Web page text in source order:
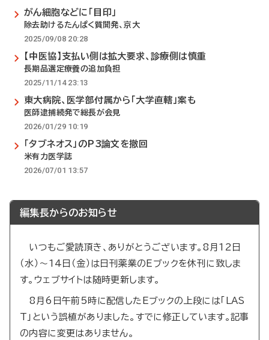
がん細胞などに「目印」
除去助けるたんぱく質開発、京大
2025/09/08 20:28
【中医協】支払い側は拡大要求、診療側は慎重
長期品選定療養の追加負担
2025/11/14 23:13
東大病院、医学部付属から「大学直轄」案も
医師逮捕続発で総長が会見
2026/01/29 10:19
「タブネオス」のP3論文を撤回
米有力医学誌
2026/07/01 13:57
編集長からのお知らせ
いつもご愛読頂き、ありがとうございます。8月12日
（水）～14日（金）は日刊薬業のEブックを休刊に致しま
す。ウェブサイトは随時更新します。
8月6日午前5時に配信したEブックの上段には「LAS
T」という誤植がありました。すでに修正しています。記事
の内容に変更はありません。